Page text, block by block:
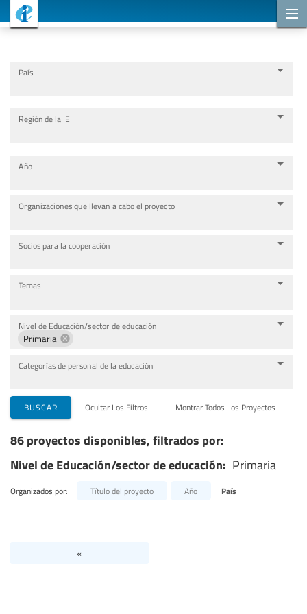
País
Región de la IE
Año
Organizaciones que llevan a cabo el proyecto
Socios para la cooperación
Temas
Nivel de Educación/sector de educación
Primaria
Categorías de personal de la educación
BUSCAR Ocultar Los Filtros Montrar Todos Los Proyectos
86 proyectos disponibles, filtrados por:
Nivel de Educación/sector de educación: Primaria
Organizados por: Título del proyecto Año País
«